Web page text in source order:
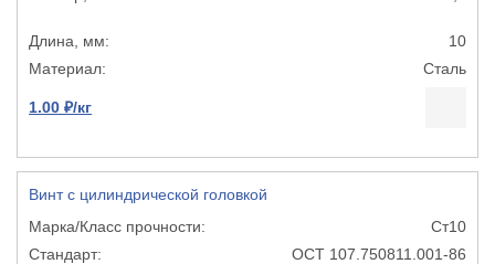
10
Сталь
1.00 ₽/кг
Винт с цилиндрической головкой
Ст10
ОСТ 107.750811.001-86